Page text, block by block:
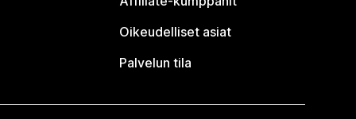
Oikeudelliset asiat
Palvelun tila